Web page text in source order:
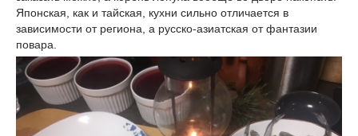
Японская, как и тайская, кухни сильно отличается в
зависимости от региона, а русско-азиатская от фантазии
повара.